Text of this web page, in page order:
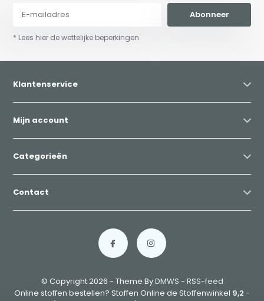
Abonneer
* Lees hier de wettelijke beperkingen
Klantenservice
Mijn account
Categorieën
Contact
© Copyright 2026 - Theme ByDMWS - RSS-feed
Online stoffen bestellen? Stoffen Online de Stoffenwinkel 9,2 -